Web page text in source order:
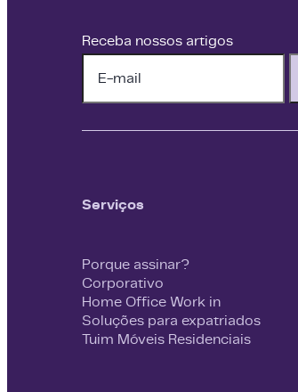
Receba nossos artigos
Serviços
Porque assinar?
Corporativo
Home Office Work in
Soluções para expatriados
Tuim Móveis Residenciais